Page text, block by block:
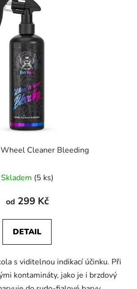
Cleaner Bleeding
hodnocení
produktu
5,0
z
hvězdiček.
Skladem (5 ks)
od 299 Kč
DETAIL
s viditelnou indikací účinku. Při
kontamináty, jako je i brzdový